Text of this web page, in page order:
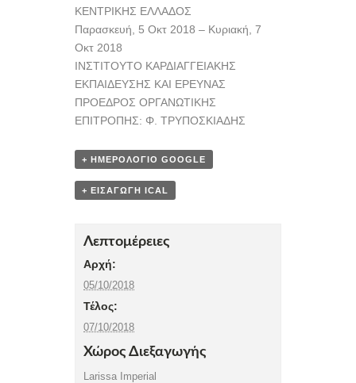
ΚΕΝΤΡΙΚΗΣ ΕΛΛΑΔΟΣ
Παρασκευή, 5 Οκτ 2018 – Κυριακή, 7
Οκτ 2018
ΙΝΣΤΙΤΟΥΤΟ ΚΑΡΔΙΑΓΓΕΙΑΚΗΣ
ΕΚΠΑΙΔΕΥΣΗΣ ΚΑΙ ΕΡΕΥΝΑΣ
ΠΡΟΕΔΡΟΣ ΟΡΓΑΝΩΤΙΚΗΣ
ΕΠΙΤΡΟΠΗΣ: Φ. ΤΡΥΠΟΣΚΙΑΔΗΣ
+ ΗΜΕΡΟΛΌΓΙΟ GOOGLE
+ ΕΙΣΑΓΩΓΉ ICAL
Λεπτομέρειες
Αρχή:
05/10/2018
Τέλος:
07/10/2018
Χώρος Διεξαγωγής
Larissa Imperial